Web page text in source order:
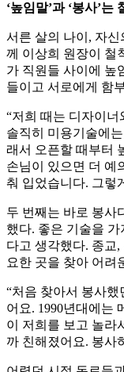
‘높임말’과 ‘봉사’는
서른 살의 나이, 자
께 이상희 원장이 철
가 직원들 사이에 높
들이고 서로에게 함
“저희 때는 디자이
솔직히 미용기술에
래서 오픈할 때부터
손님이 있으면 더 예
춰 입었습니다. 그렇
두 번째는 바로 봉사
했다. 좋은 기술을
다고 생각했다. 종교
요한 곳을 찾아 어려
“처음 찾아서 봉사
어요. 1990년대에는
이 저희를 보고 놀라
까 친해졌어요. 봉사